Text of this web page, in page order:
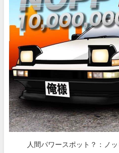
人間パワースポット？：ノ